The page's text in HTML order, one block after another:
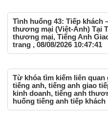
Tình huống 43: Tiếp khách
thương mại (Việt-Anh) Tại
thương mại, Tiếng Anh
trang , 08/08/2026 10:47:41
Từ khóa tìm kiếm liên quan
tiếng anh, tiếng anh giao
kinh doanh, tiếng anh
huống tiếng anh tiếp khách